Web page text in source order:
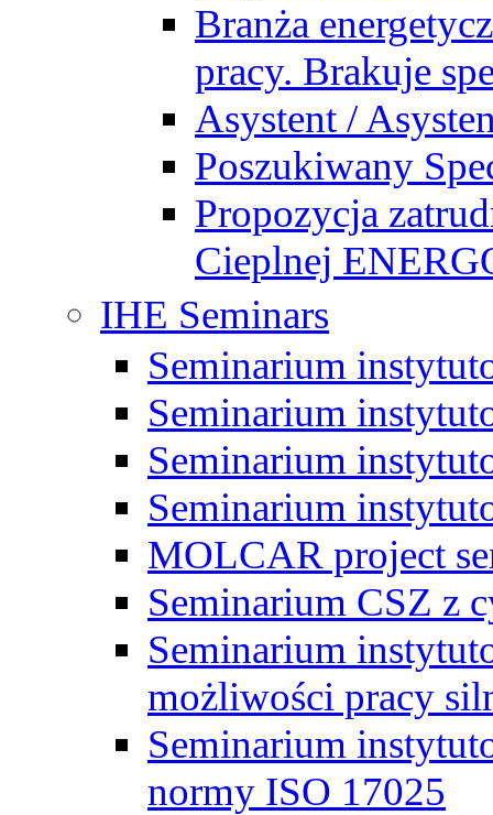
Branża
pracy. Brakuje
Asystent /
Poszukiwany
Propozycja
Cieplnej
IHE Seminars
Seminarium
Seminarium
Seminarium
Seminarium
MOLCAR project
Seminarium CSZ z
Seminarium
możliwości pracy
Seminarium
normy ISO 17025